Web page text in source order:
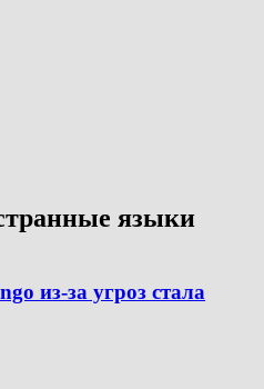
языки
из-за угроз стала